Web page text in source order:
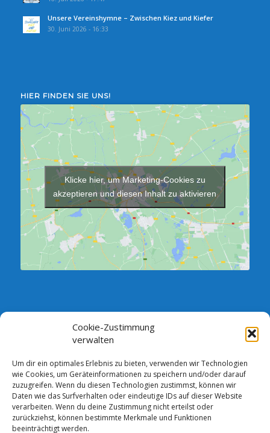
Cookie-Zustimmung
verwalten
Um dir ein optimales Erlebnis zu bieten, verwenden wir Technologien
wie Cookies, um Geräteinformationen zu speichern und/oder darauf
zuzugreifen. Wenn du diesen Technologien zustimmst, können wir
Daten wie das Surfverhalten oder eindeutige IDs auf dieser Website
verarbeiten. Wenn du deine Zustimmung nicht erteilst oder
zurückziehst, können bestimmte Merkmale und Funktionen
beeinträchtigt werden.
Unsere Vereinshymne – Zwischen Kiez und Kiefer
30. Juni 2026 - 16:33
HIER FINDEN SIE UNS!
Klicke hier, um Marketing-Cookies zu
akzeptieren und diesen Inhalt zu aktivieren
SPRECHSTUNDE DES VORSTANDES:
Jeden Dienstag zwischen 18.00 und 19.00 Uhr im Verein,
Vorstandszimmer (Neubau)
Andere Termine sind nach telefonischer Absprache möglich.
Bankverbindung: Comerzbank AG DE13 1208 0000 4387 2105 00